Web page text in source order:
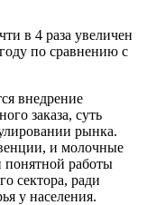
в 4 раза увеличен
по сравнению с
внедрение
заказа, суть
рынка.
и молочные
понятной работы
сектора, ради
у населения.